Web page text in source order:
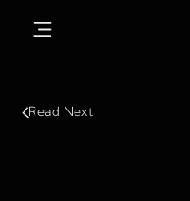
Read Next